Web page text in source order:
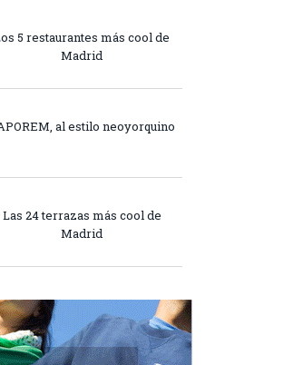
5 restaurantes más cool de
Madrid
al estilo neoyorquino
Las 24 terrazas más cool de
Madrid